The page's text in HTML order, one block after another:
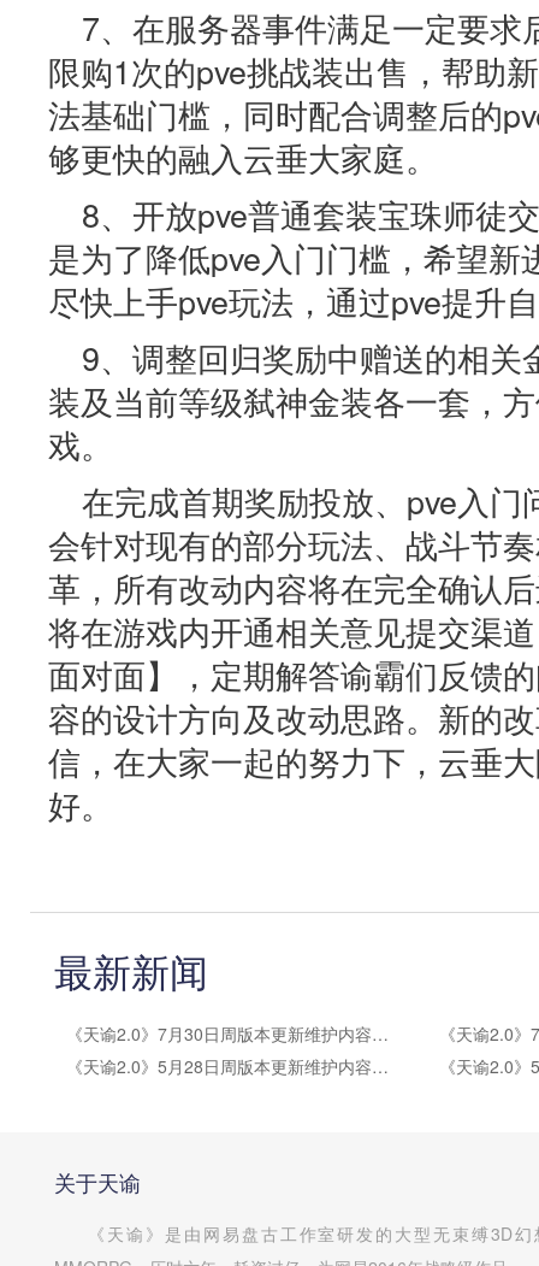
7、在服务器事件满足一定要求
限购1次的pve挑战装出售，帮助
法基础门槛，同时配合调整后的
够更快的融入云垂大家庭。
8、开放pve普通套装宝珠师徒
是为了降低pve入门门槛，希望
尽快上手pve玩法，通过pve提升
9、调整回归奖励中赠送的相关
装及当前等级弑神金装各一套，
戏。
在完成首期奖励投放、pve入
会针对现有的部分玩法、战斗节
革，所有改动内容将在完全确认
将在游戏内开通相关意见提交渠
面对面】，定期解答谕霸们反馈
容的设计方向及改动思路。新的
信，在大家一起的努力下，云垂
好。
最新新闻
《天谕2.0》7月30日周版本更新维护内容公告
《天谕2.0》5月28日周版本更新维护内容公告
关于天谕
《天谕》是由网易盘古工作室研发的大型无束缚3D幻